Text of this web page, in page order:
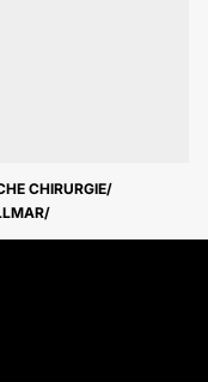
CHIRURGIE